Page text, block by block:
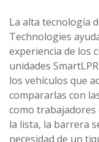
La alta tecnología
Technologies
experiencia de los
unidades
los vehículos que
compararlas con
como trabajadores
la lista, la barrera
necesidad de un